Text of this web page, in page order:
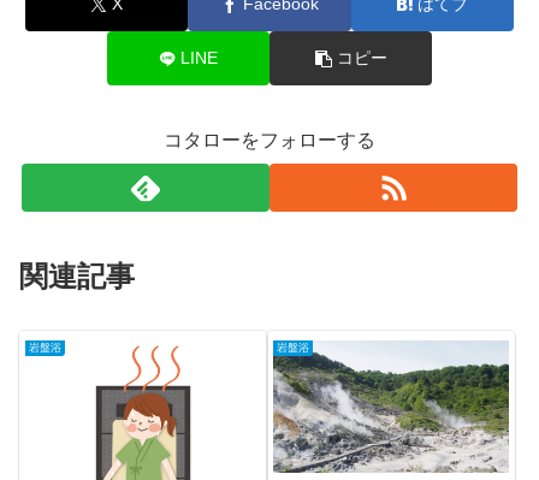
X Facebook はてブ
LINE コピー
コタローをフォローする
関連記事
岩盤浴 岩盤浴